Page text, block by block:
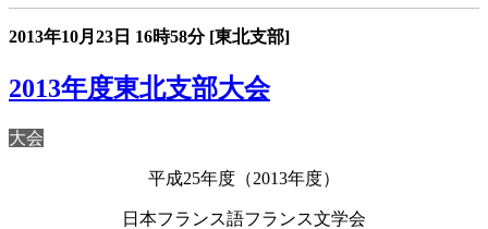
2013年10月23日 16時58分 [東北支部]
2013年度東北支部大会
大会
平成25年度（2013年度）
日本フランス語フランス文学会